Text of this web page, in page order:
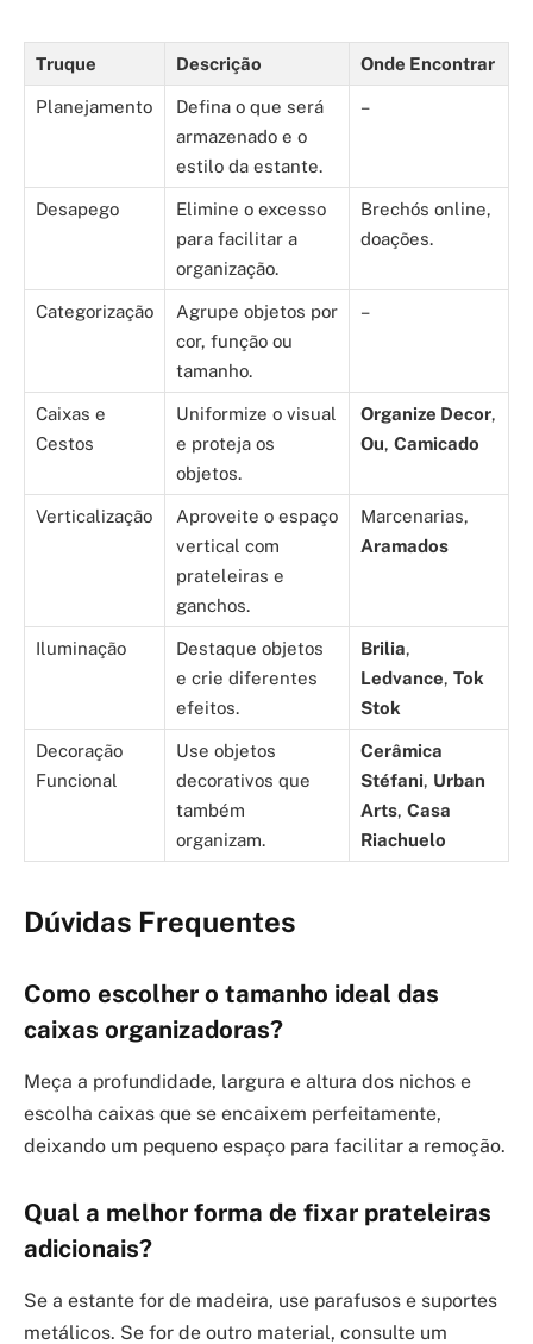
Truque Descrição Onde Encontrar
Planejamento
Defina o que será
armazenado e o
estilo da estante.
–
Desapego
Elimine o excesso
para facilitar a
organização.
Brechós online,
doações.
Categorização
Agrupe objetos por
cor, função ou
tamanho.
–
Caixas e
Cestos
Uniformize o visual
e proteja os
objetos.
Organize Decor,
Ou, Camicado
Verticalização
Aproveite o espaço
vertical com
prateleiras e
ganchos.
Marcenarias,
Aramados
Iluminação
Destaque objetos
e crie diferentes
efeitos.
Brilia,
Ledvance, Tok
Stok
Decoração
Funcional
Use objetos
decorativos que
também
organizam.
Cerâmica
Stéfani, Urban
Arts, Casa
Riachuelo
Dúvidas Frequentes
Como escolher o tamanho ideal das
caixas organizadoras?
Meça a profundidade, largura e altura dos nichos e
escolha caixas que se encaixem perfeitamente,
deixando um pequeno espaço para facilitar a remoção.
Qual a melhor forma de fixar prateleiras
adicionais?
Se a estante for de madeira, use parafusos e suportes
metálicos. Se for de outro material, consulte um